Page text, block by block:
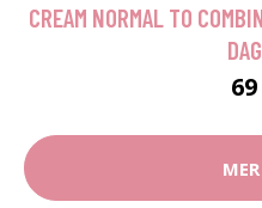
CREAM NORMAL TO
69